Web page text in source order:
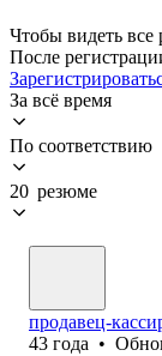
Чтобы видеть все
После
За всё время
По соответствию
20 резюме
продавец-
43 года •